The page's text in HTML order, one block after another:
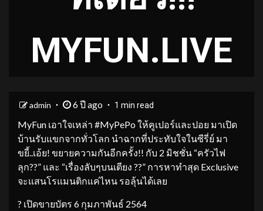
MYFUN.LIVE
admin 6 ปี ago 1 min read
MyFun เอาใจเหล่า #MyPePo ให้คูเปอร์และปอย มาเปิด
บ้านรับแขกจากทั่วโลก นำฉากที่ประทับใจในซีรี่ย์ มา
ขยี้..เอ้ย! ขยายความกันอีกครั้ง!! กับ 2 มิชชั่น “ครัวไฟ
ลุก??” และ “เรื่องลับๆบนเตียง ??” การหาทำสุด Exclusive
จะแสนโรแมนติกแค่ไหน รอลุ้นได้เลย
? เปิดขายบัตร 6 กุมภาพันธ์ 2564